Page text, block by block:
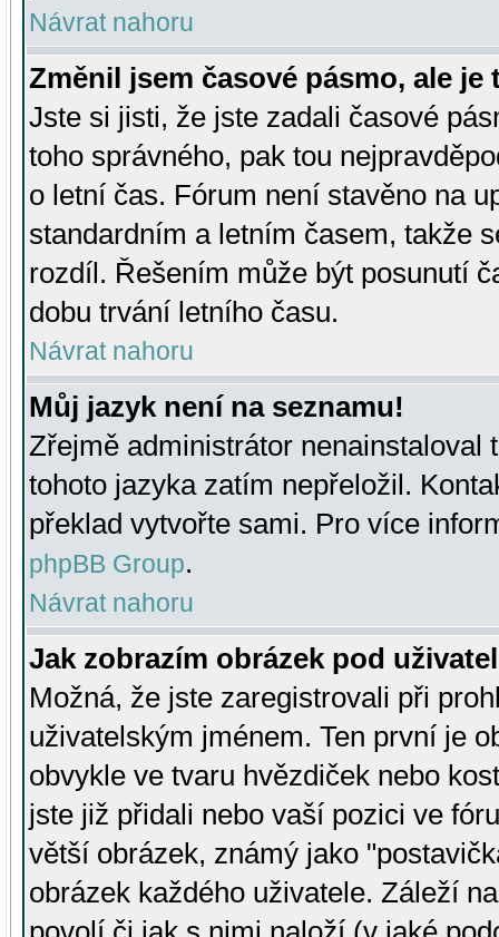
Návrat nahoru
Změnil jsem časové pásmo, ale je
Jste si jisti, že jste zadali časové
toho správného, pak tou
o letní čas. Fórum není stavěno na
standardním a letním časem, takže
rozdíl. Řešením může být posunutí
dobu trvání letního času.
Návrat nahoru
Můj jazyk není na seznamu!
Zřejmě administrátor nenainstaloval
tohoto jazyka zatím nepřeložil.
překlad vytvořte sami. Pro více
phpBB Group.
Návrat nahoru
Jak zobrazím obrázek pod
Možná, že jste zaregistrovali při
uživatelským jménem. Ten první je
obvykle ve tvaru hvězdiček nebo
jste již přidali nebo vaší pozici ve
větší obrázek, známý jako
obrázek každého uživatele. Záleží